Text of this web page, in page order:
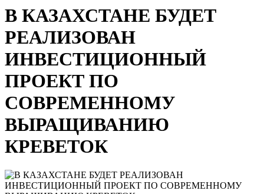
В КАЗАХСТАНЕ БУДЕТ
РЕАЛИЗОВАН
ИНВЕСТИЦИОННЫЙ
ПРОЕКТ ПО
СОВРЕМЕННОМУ
ВЫРАЩИВАНИЮ
КРЕВЕТОК